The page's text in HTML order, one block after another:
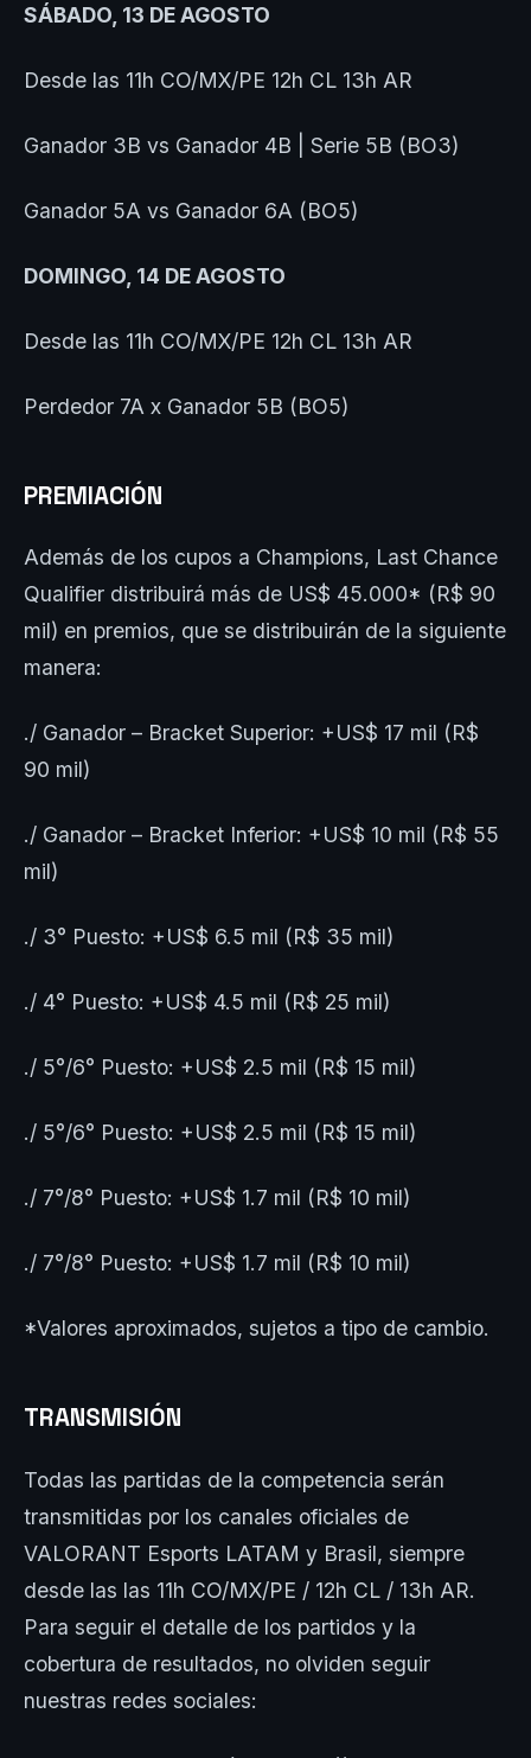
SÁBADO, 13 DE AGOSTO
Desde las 11h CO/MX/PE 12h CL 13h AR
Ganador 3B vs Ganador 4B | Serie 5B (BO3)
Ganador 5A vs Ganador 6A (BO5)
DOMINGO, 14 DE AGOSTO
Desde las 11h CO/MX/PE 12h CL 13h AR
Perdedor 7A x Ganador 5B (BO5)
PREMIACIÓN
Además de los cupos a Champions, Last Chance
Qualifier distribuirá más de US$ 45.000* (R$ 90
mil) en premios, que se distribuirán de la siguiente
manera:
./ Ganador – Bracket Superior: +US$ 17 mil (R$
90 mil)
./ Ganador – Bracket Inferior: +US$ 10 mil (R$ 55
mil)
./ 3° Puesto: +US$ 6.5 mil (R$ 35 mil)
./ 4° Puesto: +US$ 4.5 mil (R$ 25 mil)
./ 5°/6° Puesto: +US$ 2.5 mil (R$ 15 mil)
./ 5°/6° Puesto: +US$ 2.5 mil (R$ 15 mil)
./ 7°/8° Puesto: +US$ 1.7 mil (R$ 10 mil)
./ 7°/8° Puesto: +US$ 1.7 mil (R$ 10 mil)
*Valores aproximados, sujetos a tipo de cambio.
TRANSMISIÓN
Todas las partidas de la competencia serán
transmitidas por los canales oficiales de
VALORANT Esports LATAM y Brasil, siempre
desde las las 11h CO/MX/PE / 12h CL / 13h AR.
Para seguir el detalle de los partidos y la
cobertura de resultados, no olviden seguir
nuestras redes sociales: